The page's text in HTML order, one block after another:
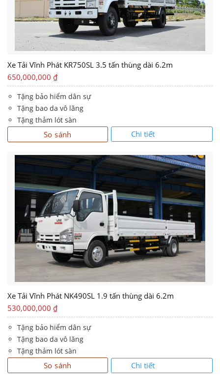
Xe Tải Vĩnh Phát KR750SL 3.5 tấn thùng dài 6.2m
650,000,000 ₫
Chi tiết
Tặng bảo hiểm dân sự
Tặng bao da vô lăng
Tặng thảm lót sàn
So sánh
Xe Tải Vĩnh Phát NK490SL 1.9 tấn thùng dài 6.2m
530,000,000 ₫
Chi tiết
Tặng bảo hiểm dân sự
Tặng bao da vô lăng
Tặng thảm lót sàn
So sánh